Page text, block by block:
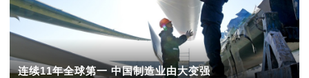
连续11年全球第一 中国制造业由大变强